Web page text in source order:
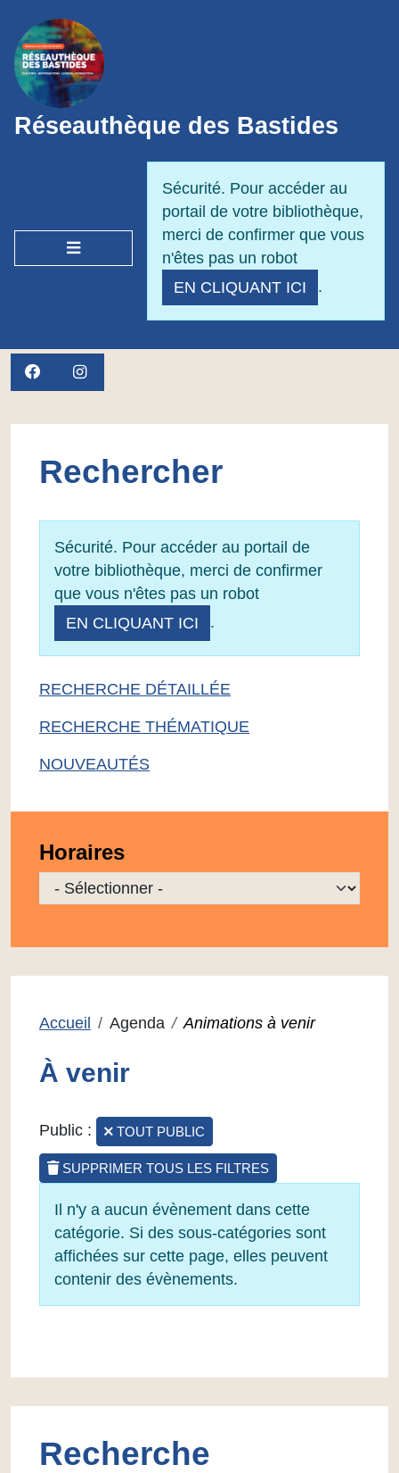
Réseauthèque des Bastides
OUVRIR LE MENU
Sécurité. Pour accéder au
portail de votre bibliothèque,
merci de confirmer que vous
n'êtes pas un robot
EN CLIQUANT ICI
.
FACEBOOK
Rechercher
Sécurité. Pour accéder au portail de
votre bibliothèque, merci de confirmer
que vous n'êtes pas un robot
EN CLIQUANT ICI
.
RECHERCHE DÉTAILLÉE
RECHERCHE THÉMATIQUE
NOUVEAUTÉS
Horaires
Sélectionner une localisation à afficher
Accueil Agenda Animations à venir
À venir
Public : TOUT PUBLIC
SUPPRIMER TOUS LES FILTRES
Info
Il n'y a aucun évènement dans cette
catégorie. Si des sous-catégories sont
affichées sur cette page, elles peuvent
contenir des évènements.
Recherche